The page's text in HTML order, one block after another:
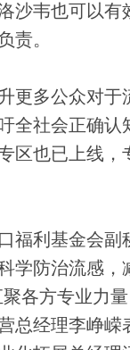
沙韦也可以
责。
多公众对于流
全社会正确
区也已上线
利基金会副秘
学防治流感，
聚各方专业力
总经理李峥嵘